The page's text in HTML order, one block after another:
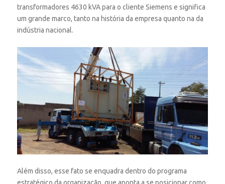
transformadores 4630 kVA para o cliente Siemens e significa
um grande marco, tanto na história da empresa quanto na da
indústria nacional.
Além disso, esse fato se enquadra dentro do programa
estratégico da organização, que aponta a se posicionar como